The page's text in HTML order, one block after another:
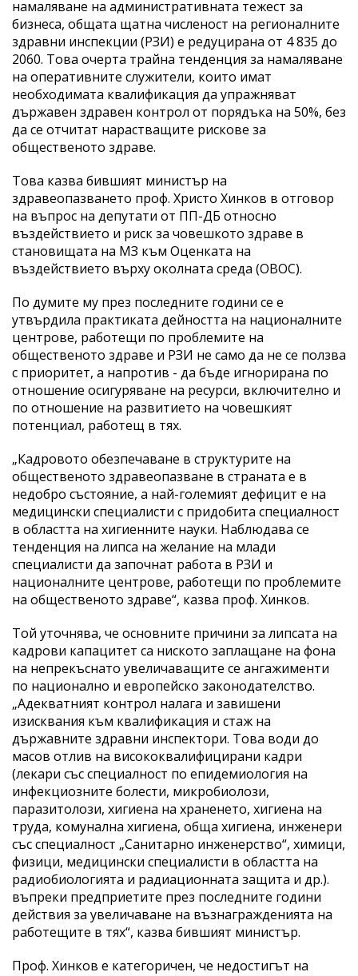
намаляване на административната тежест за
бизнеса, общата щатна численост на регионалните
здравни инспекции (РЗИ) е редуцирана от 4 835 до
2060. Това очерта трайна тенденция за намаляване
на оперативните служители, които имат
необходимата квалификация да упражняват
държавен здравен контрол от порядъка на 50%, без
да се отчитат нарастващите рискове за
общественото здраве.
Това казва бившият министър на
здравеопазването проф. Христо Хинков в отговор
на въпрос на депутати от ПП-ДБ относно
въздействието и риск за човешкото здраве в
становищата на МЗ към Оценката на
въздействието върху околната среда (ОВОС).
По думите му през последните години се е
утвърдила практиката дейността на националните
центрове, работещи по проблемите на
общественото здраве и РЗИ не само да не се ползва
с приоритет, а напротив - да бъде игнорирана по
отношение осигуряване на ресурси, включително и
по отношение на развитието на човешкият
потенциал, работещ в тях.
„Кадровото обезпечаване в структурите на
общественото здравеопазване в страната е в
недобро състояние, а най-големият дефицит е на
медицински специалисти с придобита специалност
в областта на хигиенните науки. Наблюдава се
тенденция на липса на желание на млади
специалисти да започнат работа в РЗИ и
националните центрове, работещи по проблемите
на общественото здраве“, казва проф. Хинков.
Той уточнява, че основните причини за липсата на
кадрови капацитет са ниското заплащане на фона
на непрекъснато увеличаващите се ангажименти
по национално и европейско законодателство.
„Адекватният контрол налага и завишени
изисквания към квалификация и стаж на
държавните здравни инспектори. Това води до
масов отлив на висококвалифицирани кадри
(лекари със специалност по епидемиология на
инфекциозните болести, микробиолози,
паразитолози, хигиена на храненето, хигиена на
труда, комунална хигиена, обща хигиена, инженери
със специалност „Санитарно инженерство“, химици,
физици, медицински специалисти в областта на
радиобиологията и радиационната защита и др.).
въпреки предприетите през последните години
действия за увеличаване на възнагражденията на
работещите в тях“, казва бившият министър.
Проф. Хинков е категоричен, че недостигът на